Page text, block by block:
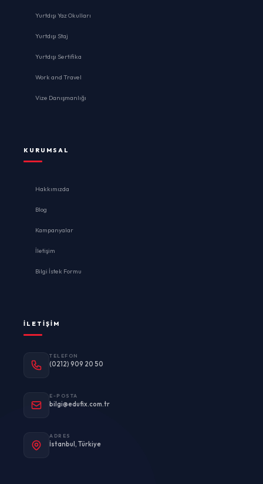
Yurtdışı Yaz Okulları
Yurtdışı Staj
Yurtdışı Sertifika
Work and Travel
Vize Danışmanlığı
KURUMSAL
Hakkımızda
Blog
Kampanyalar
İletişim
Bilgi İstek Formu
İLETIŞIM
TELEFON
(0212) 909 20 50
E-POSTA
bilgi@edufix.com.tr
ADRES
İstanbul, Türkiye